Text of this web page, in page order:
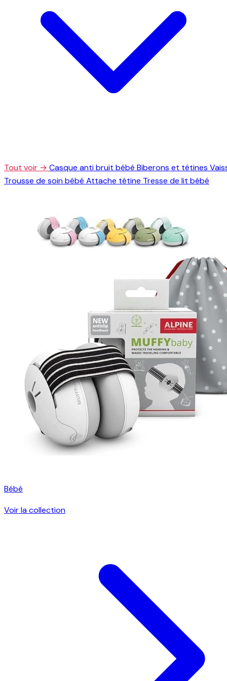
Tout voir → Casque anti bruit bébé Biberons et tétines
Trousse de soin bébé Attache tétine Tresse de lit bébé
Bébé
Voir la collection